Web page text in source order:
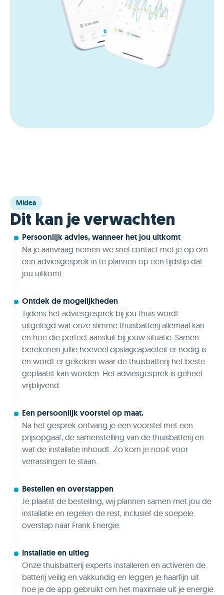
Midea
Dit kan je verwachten
Persoonlijk advies, wanneer het jou uitkomt
Na je aanvraag nemen we snel contact met je op om
een adviesgesprek in te plannen op een tijdstip dat
jou uitkomt.
Ontdek de mogelijkheden
Tijdens het adviesgesprek bij jou thuis wordt
uitgelegd wat onze slimme thuisbatterij allemaal kan
en hoe die perfect aansluit bij jouw situatie. Samen
berekenen jullie hoeveel opslagcapaciteit er nodig is
en wordt er gekeken waar de thuisbatterij het beste
geplaatst kan worden. Het adviesgesprek is geheel
vrijblijvend.
Een persoonlijk voorstel op maat.
Na het gesprek ontvang je een voorstel met een
prijsopgaaf, de samenstelling van de thuisbatterij en
wat de installatie inhoudt. Zo kom je nooit voor
verrassingen te staan.
Bestellen en overstappen
Je plaatst de bestelling, wij plannen samen met jou de
installatie en regelen de rest, inclusief de soepele
overstap naar Frank Energie.
Installatie en uitleg
Onze thuisbatterij experts installeren en activeren de
batterij veilig en vakkundig en leggen je haarfijn uit
hoe je de app gebruikt om het maximale uit je energie